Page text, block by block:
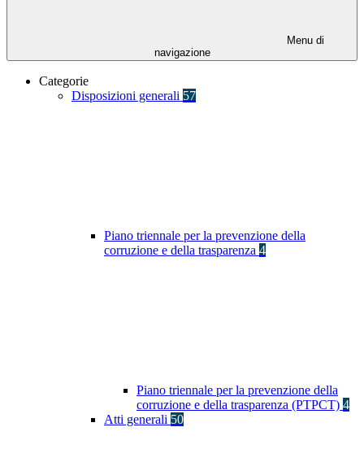
Menu di
navigazione
Categorie
Disposizioni generali 57
Piano triennale per la prevenzione della
corruzione e della trasparenza 4
Piano triennale per la prevenzione della
corruzione e della trasparenza (PTPCT) 4
Atti generali 50